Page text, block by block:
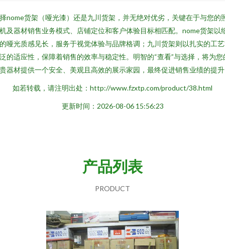
nome货架（哑光漆）还是九川货架，并无绝对优劣，关键在于与您的
及器材销售业务模式、店铺定位和客户体验目标相匹配。nome货架以
哑光质感见长，服务于视觉体验与品牌格调；九川货架则以扎实的工
的适应性，保障着销售的效率与稳定性。明智的“查看”与选择，将为您
器材提供一个安全、美观且高效的展示家园，最终促进销售业绩的提
如若转载，请注明出处：http://www.fzxtp.com/product/38.html
更新时间：2026-08-06 15:56:23
产品列表
PRODUCT